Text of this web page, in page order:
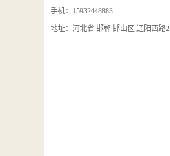
石墨粉回收
石墨换热器回收
手机：15932448883
地址：河北省 邯郸 邯山区 辽阳西路295号